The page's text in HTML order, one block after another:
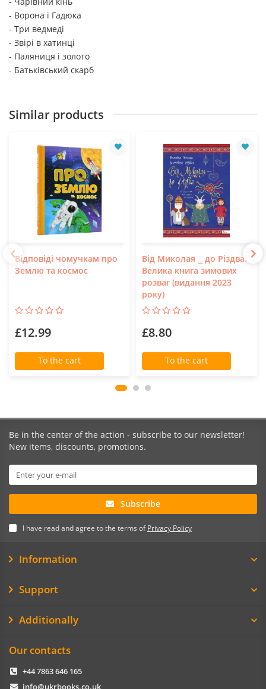
- Ворона і Гадюка
- Три ведмеді
- Звірі в хатинці
- Паляниця і золото
- Батьківський скарб
Similar products
Відповіді чомучкам про
Землю та космос
£12.99
To the cart
Від Миколая ⎯ до Різдва.
Велика книга зимових
розваг (видання 2023
року)
£8.80
To the cart
Be in the center of the action - subscribe to our newsletter!
New items, discounts, promotions.
Subscribe
I have read and agree to the terms ofPrivacy Policy
Information
Support
Additionally
Our contacts
+44 7863 646 165
info@ukrbooks.co.uk